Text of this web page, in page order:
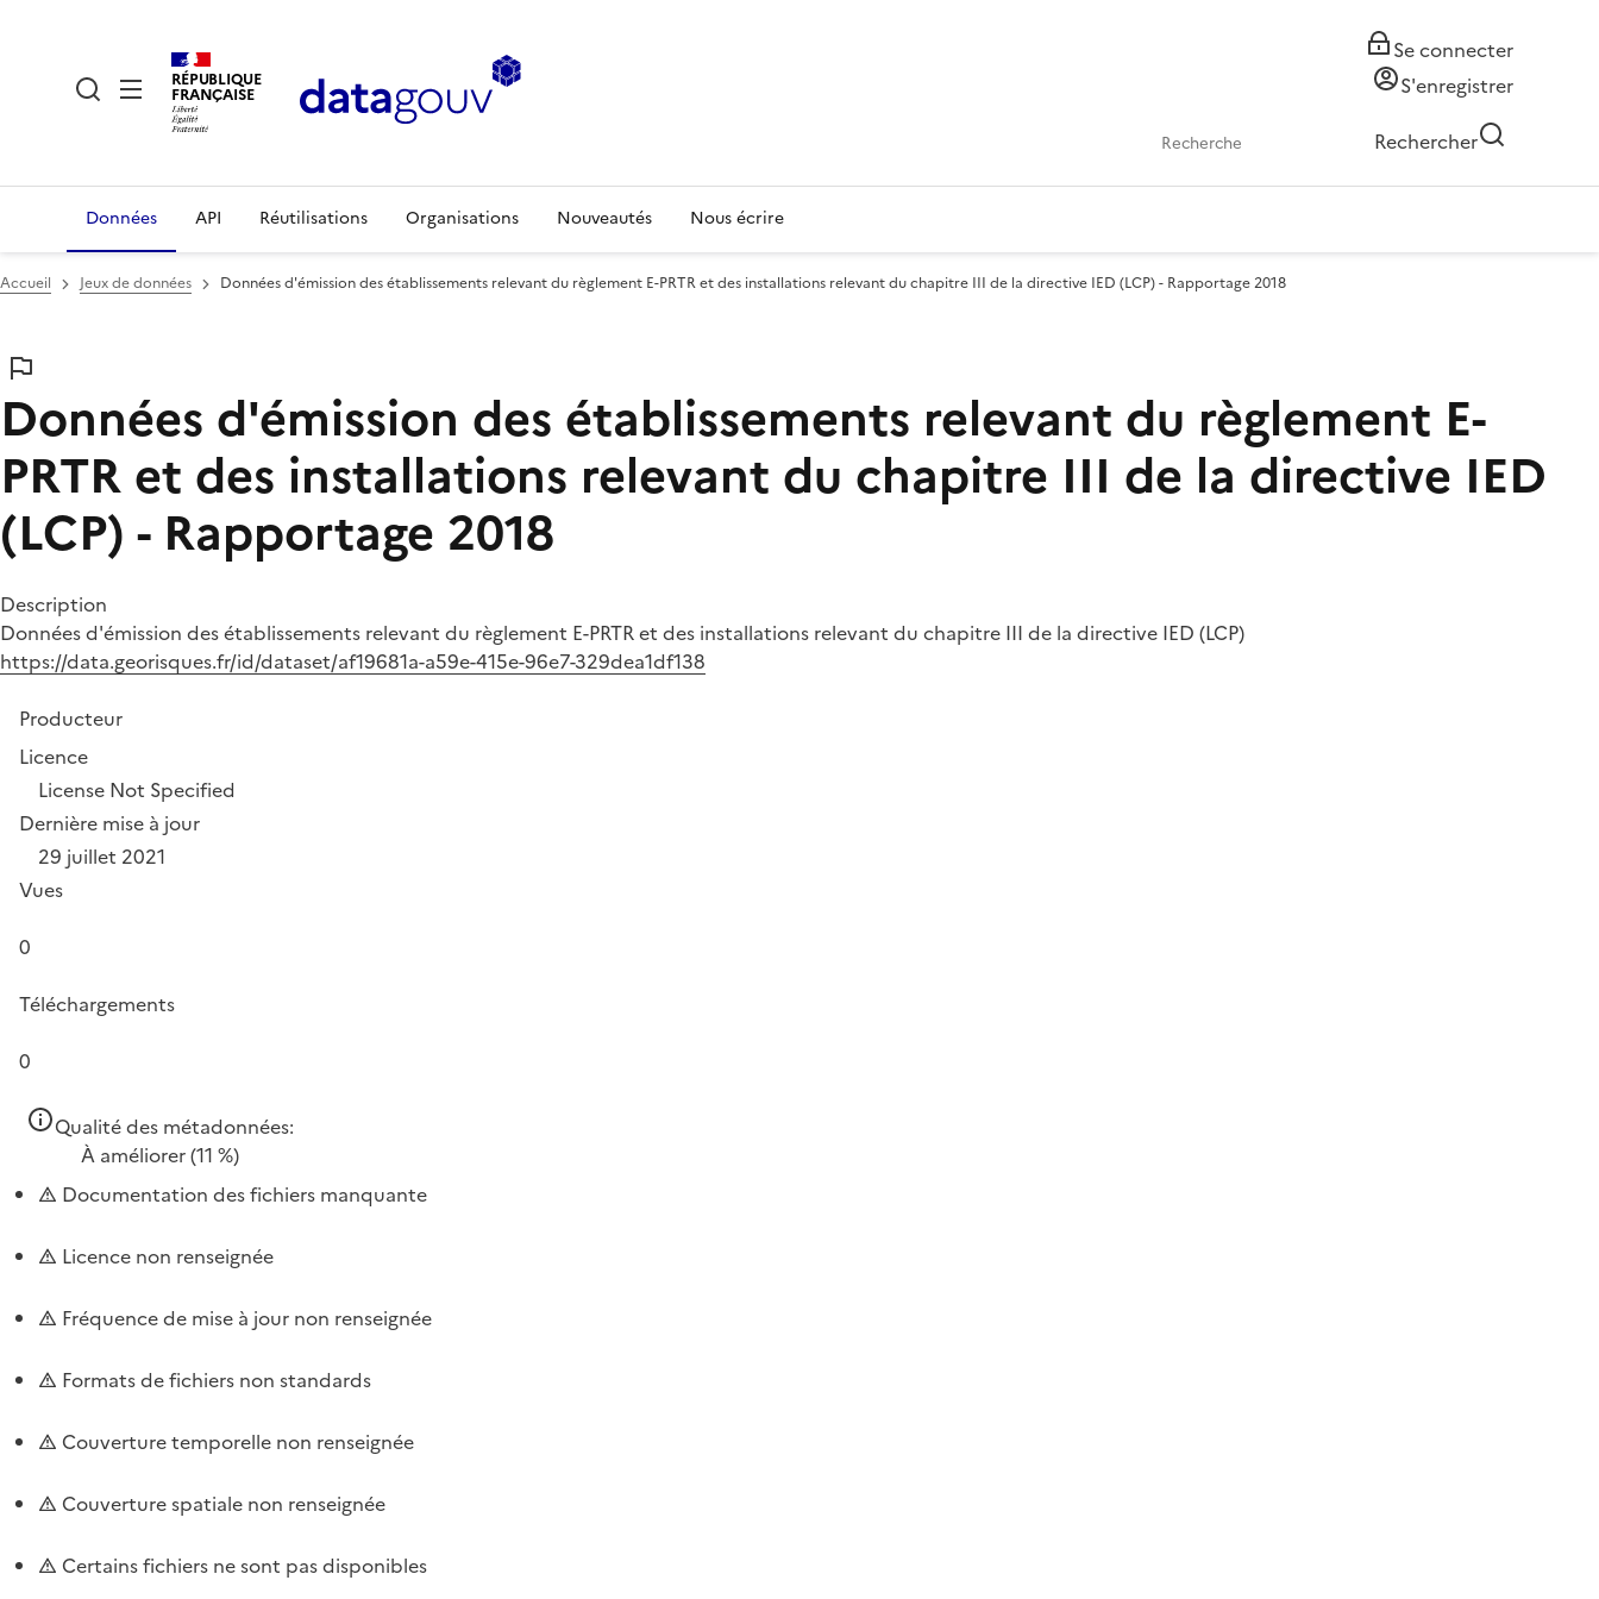
RÉPUBLIQUE
FRANÇAISE
Se connecter
S'enregistrer
Rechercher
Données API Réutilisations Organisations Nouveautés Nous écrire
Accueil Jeux de données Données d'émission des établissements relevant du règlement E-PRTR et des installations relevant du chapitre III de la directive IED (LCP) - Rapportage 2018
Données d'émission des établissements relevant du règlement E-
PRTR et des installations relevant du chapitre III de la directive IED
(LCP) - Rapportage 2018
Description
Données d'émission des établissements relevant du règlement E-PRTR et des installations relevant du chapitre III de la directive IED (LCP)
https://data.georisques.fr/id/dataset/af19681a-a59e-415e-96e7-329dea1df138
Producteur
Licence
License Not Specified
Dernière mise à jour
29 juillet 2021
Vues
0
Téléchargements
0
Qualité des métadonnées:
À améliorer(11 %)
Documentation des fichiers manquante
Licence non renseignée
Fréquence de mise à jour non renseignée
Formats de fichiers non standards
Couverture temporelle non renseignée
Couverture spatiale non renseignée
Certains fichiers ne sont pas disponibles